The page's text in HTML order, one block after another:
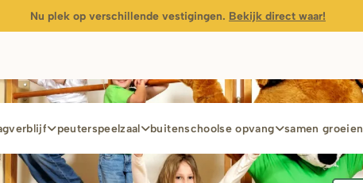
Nu plek op verschillende vestigingen. Bekijk direct waar!
peuterspeelzaal buitenschoolse opvang samen groeien